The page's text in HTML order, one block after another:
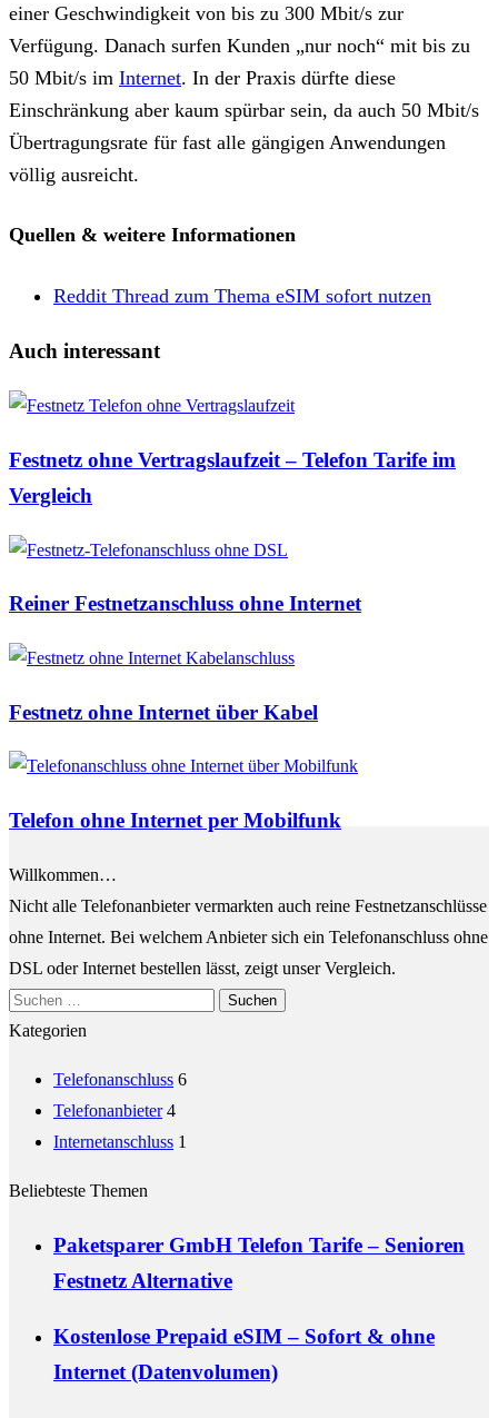
einer Geschwindigkeit von bis zu 300 Mbit/s zur
Verfügung. Danach surfen Kunden „nur noch“ mit bis zu
50 Mbit/s im Internet. In der Praxis dürfte diese
Einschränkung aber kaum spürbar sein, da auch 50 Mbit/s
Übertragungsrate für fast alle gängigen Anwendungen
völlig ausreicht.
Quellen & weitere Informationen
Reddit Thread zum Thema eSIM sofort nutzen
Facebook
X
Teile
E-
Drucken
Auch interessant
Festnetz ohne Vertragslaufzeit – Telefon Tarife im
Vergleich
Reiner Festnetzanschluss ohne Internet
Festnetz ohne Internet über Kabel
Telefon ohne Internet per Mobilfunk
Willkommen…
Nicht alle Telefonanbieter vermarkten auch reine Festnetzanschlüsse
ohne Internet. Bei welchem Anbieter sich ein Telefonanschluss ohne
DSL oder Internet bestellen lässt, zeigt unser Vergleich.
Suchen
nach:
Kategorien
Telefonanschluss 6
Telefonanbieter 4
Internetanschluss 1
Beliebteste Themen
Paketsparer GmbH Telefon Tarife – Senioren
Festnetz Alternative
Kostenlose Prepaid eSIM – Sofort & ohne
Internet (Datenvolumen)